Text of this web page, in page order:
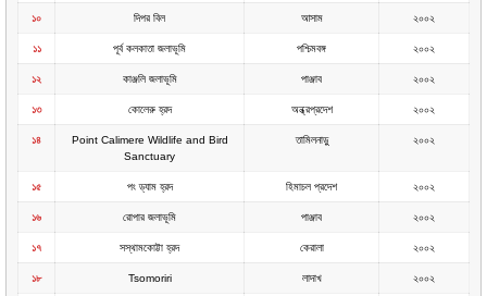
১০ দিপর বিল আসাম ২০০২
১১ পূর্ব কলকাতা জলাভূমি পশ্চিমবঙ্গ ২০০২
১২ কাঞ্জলি জলাভূমি পাঞ্জাব ২০০২
১৩ কোলেরু হ্রদ অন্ধ্রপ্রদেশ ২০০২
১৪
Point Calimere Wildlife and Bird
Sanctuary
তামিলনাড়ু ২০০২
১৫ পং ড্যাম হ্রদ হিমাচল প্রদেশ ২০০২
১৬ রোপার জলাভূমি পাঞ্জাব ২০০২
১৭ সস্থামকোট্টা হ্রদ কেরালা ২০০২
১৮ Tsomoriri লাদাখ ২০০২